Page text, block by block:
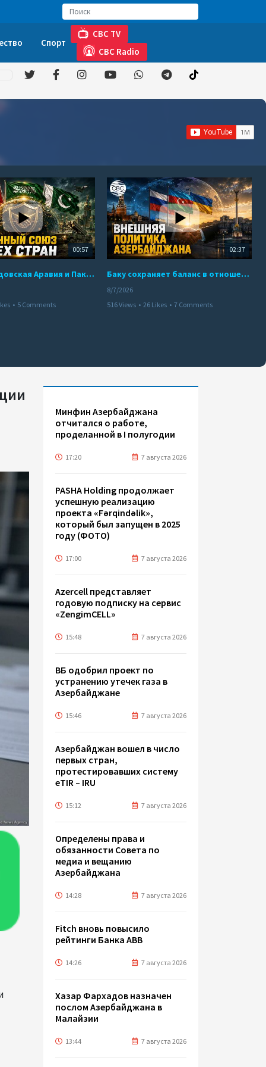
Спорт
CBC TV
CBC Radio
00:57
Турция, Саудовская Аравия и Пакистан подписали соглашение о совместной обороне
• 5 Comments
02:37
Баку сохраняет баланс в отношениях с Москвой и Киевом
8/7/2026
516 Views • 26 Likes • 7 Comments
Минфин Азербайджана
отчитался о работе,
проделанной в I полугодии
17:20 7 августа 2026
PASHA Holding продолжает
успешную реализацию
проекта «Fərqindəlik»,
который был запущен в 2025
году (ФОТО)
17:00 7 августа 2026
Azercell представляет
годовую подписку на сервис
«ZengimCELL»
15:48 7 августа 2026
ВБ одобрил проект по
устранению утечек газа в
Азербайджане
15:46 7 августа 2026
Азербайджан вошел в число
первых стран,
протестировавших систему
eTIR – IRU
15:12 7 августа 2026
Определены права и
обязанности Совета по
медиа и вещанию
Азербайджана
14:28 7 августа 2026
Fitch вновь повысило
рейтинги Банка ABB
14:26 7 августа 2026
Хазар Фархадов назначен
послом Азербайджана в
Малайзии
13:44 7 августа 2026